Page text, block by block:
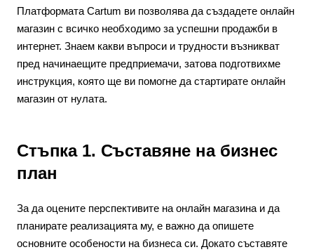
Платформата Cartum ви позволява да създадете онлайн
магазин с всичко необходимо за успешни продажби в
интернет. Знаем какви въпроси и трудности възникват
пред начинаещите предприемачи, затова подготвихме
инструкция, която ще ви помогне да стартирате онлайн
магазин от нулата.
Стъпка 1. Съставяне на бизнес
план
За да оцените перспективите на онлайн магазина и да
планирате реализацията му, е важно да опишете
основните особености на бизнеса си. Докато съставяте